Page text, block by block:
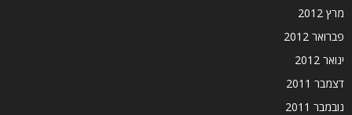
מרץ 2012
פברואר 2012
ינואר 2012
דצמבר 2011
נובמבר 2011